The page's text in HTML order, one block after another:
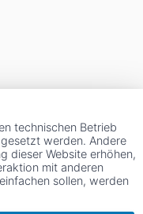
technischen Betrieb
werden. Andere
dieser Website erhöhen,
mit anderen
sollen, werden